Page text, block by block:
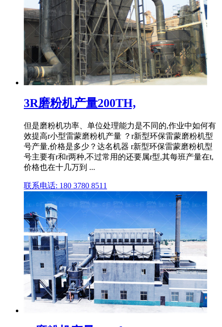
3R磨粉机产量200TH,
但是磨粉机功率、单位处理能力是不同的,作业中如何有
效提高r小型雷蒙磨粉机产量 ？r新型环保雷蒙磨粉机型
号产量,价格是多少？达名机器 r新型环保雷蒙磨粉机型
号主要有r和r两种,不过常用的还要属r型,其每班产量在t,
价格也在十几万到 ...
联系电话: 180 3780 8511